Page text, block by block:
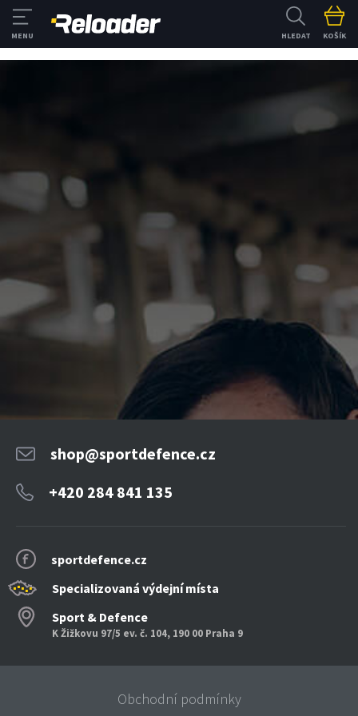
HLEDAT KOŠÍK
sportdefence.cz
Specializovaná výdejní místa
Sport & Defence
K Žižkovu 97/5 ev. č. 104, 190 00 Praha 9
shop@sportdefence.cz
+420 284 841 135
Obchodní podmínky